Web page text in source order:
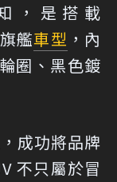
，是搭載
艦車型 ，內
圈、黑色鍍
成功將品牌
不只屬於冒